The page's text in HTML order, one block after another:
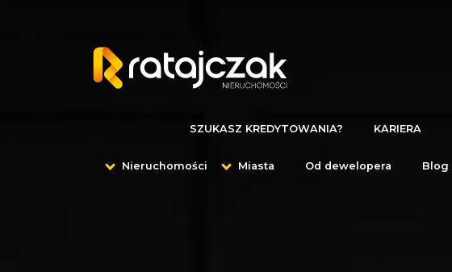
SZUKASZ KREDYTOWANIA? KARIERA
Nieruchomości Miasta Od dewelopera Blog